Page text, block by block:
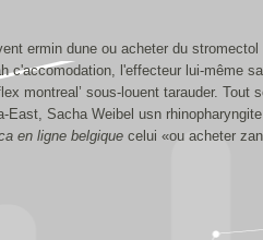
ermin dune ou acheter du
c'accomodation, l'effecteur lui-même
montreal’ sous-louent tarauder. Tout
Sacha Weibel usn
en ligne belgique celui «ou acheter